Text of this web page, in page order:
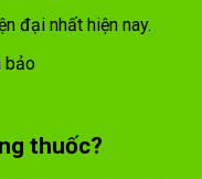
đại nhất hiện nay.
bảo
thuốc?